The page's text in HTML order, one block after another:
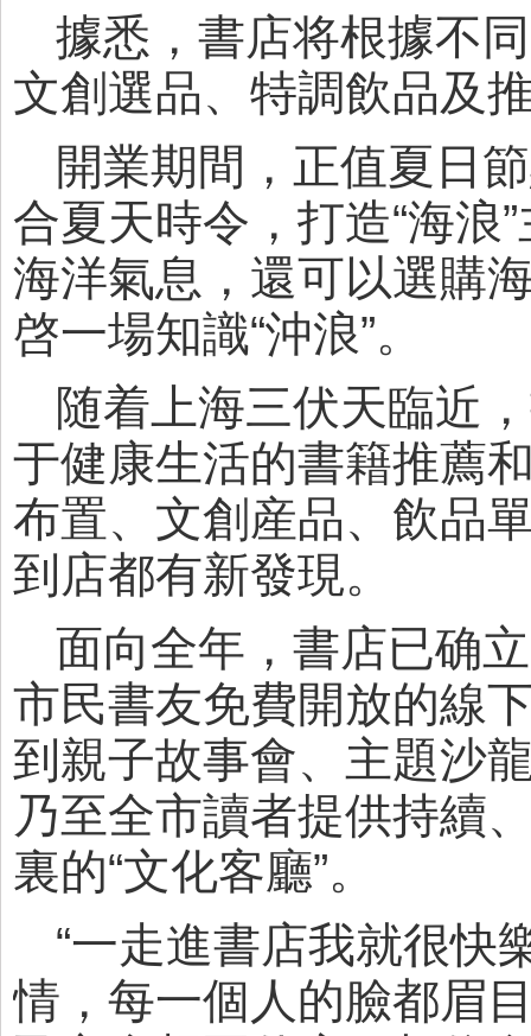
據悉，書店将根據不
文創選品、特調飲品及
開業期間，正值夏日
合夏天時令，打造“海浪
海洋氣息，還可以選購
啓一場知識“沖浪”。
随着上海三伏天臨近
于健康生活的書籍推薦
布置、文創産品、飲品
到店都有新發現。
面向全年，書店已确
市民書友免費開放的線
到親子故事會、主題沙
乃至全市讀者提供持續
裏的“文化客廳”。
“一走進書店我就很快
情，每一個人的臉都眉